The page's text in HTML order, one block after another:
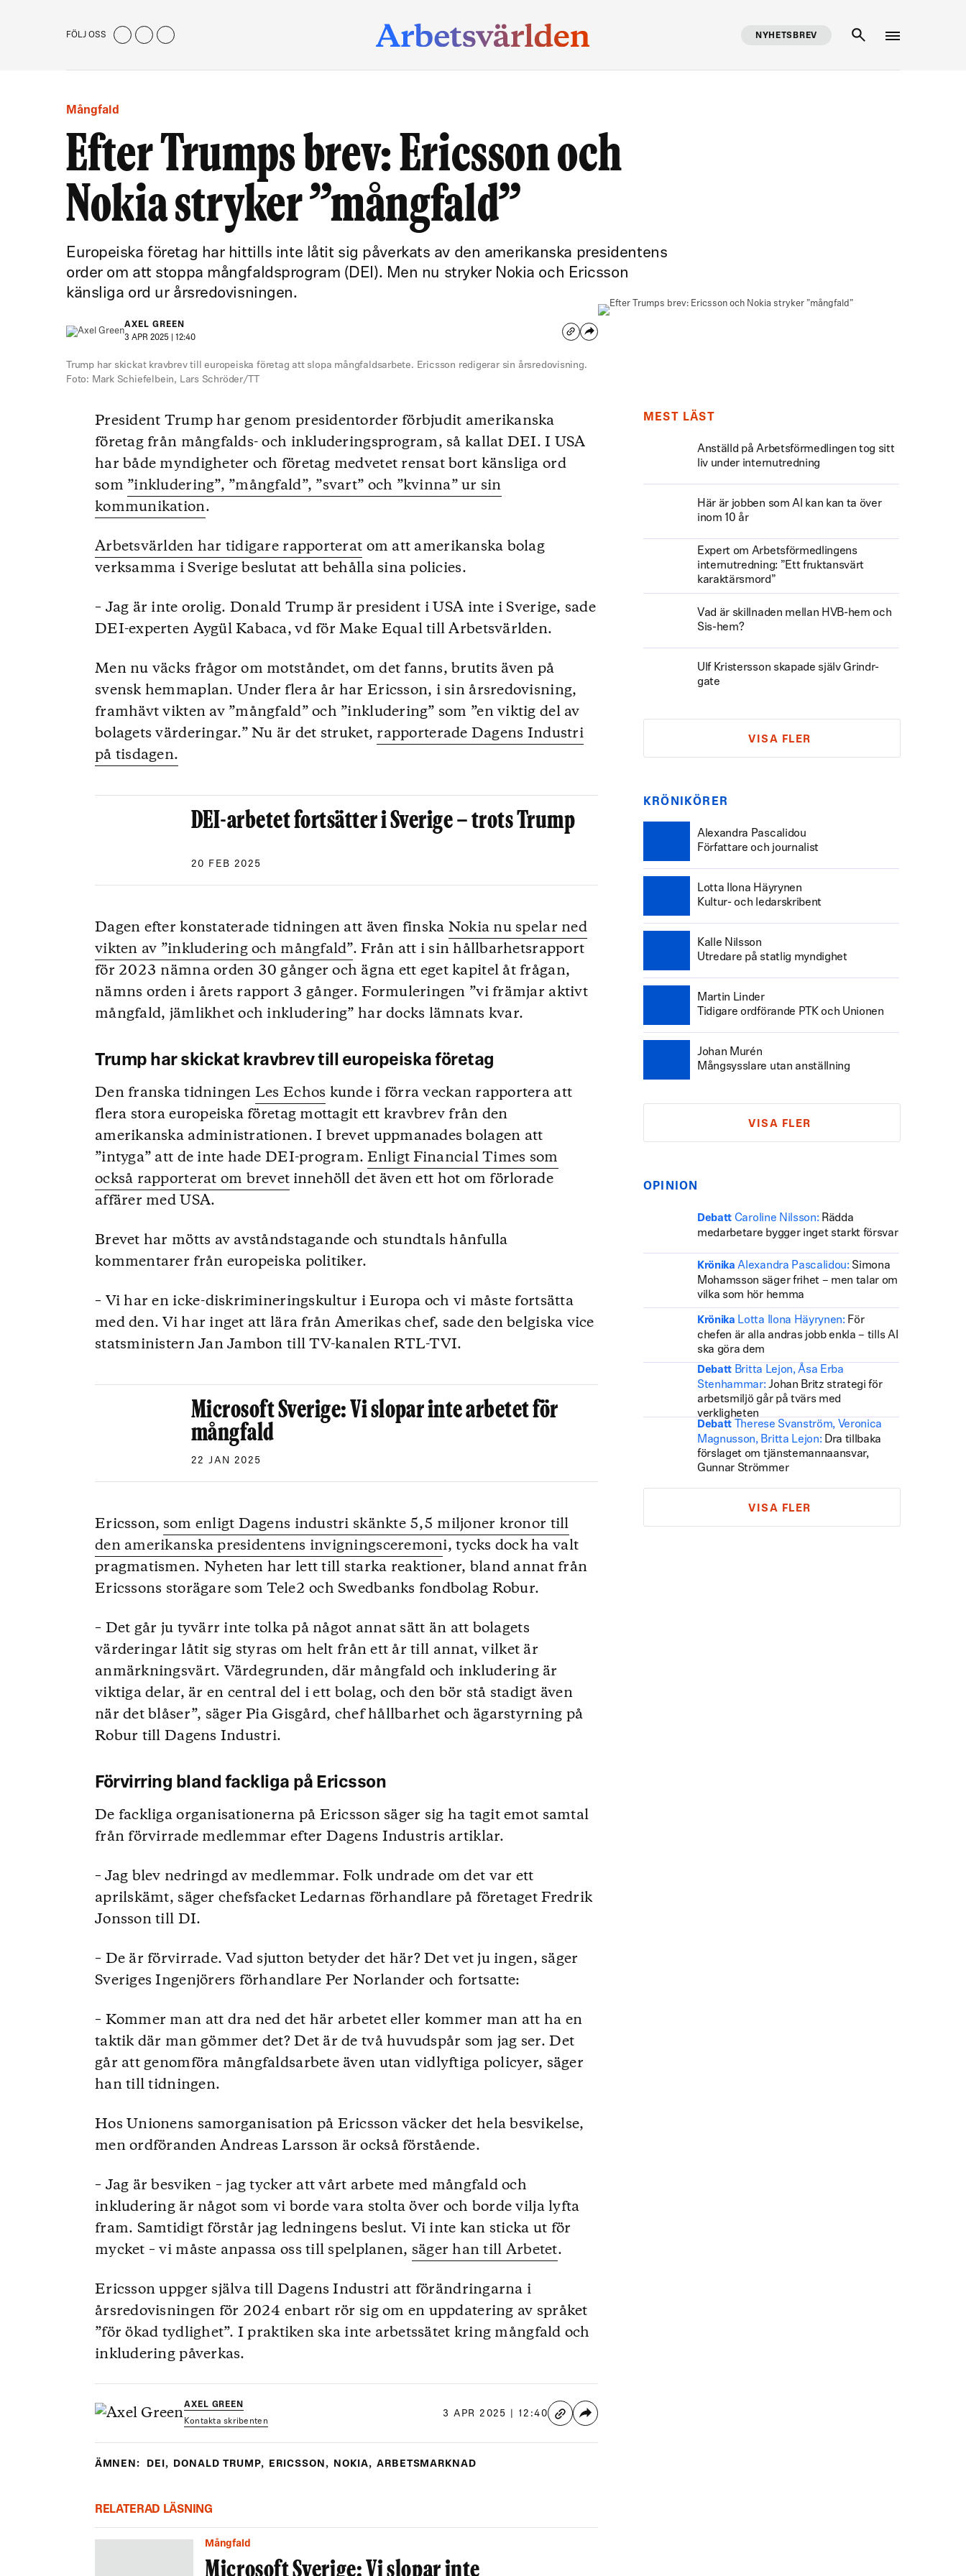
FÖLJ OSS NYHETSBREV
Mångfald
Efter Trumps brev: Ericsson och
Nokia stryker ”mångfald”
Europeiska företag har hittills inte låtit sig påverkats av den amerikanska presidentens
order om att stoppa mångfaldsprogram (DEI). Men nu stryker Nokia och Ericsson
känsliga ord ur årsredovisningen.
AXEL GREEN
3 APR 2025 | 12:40
Trump har skickat kravbrev till europeiska företag att slopa mångfaldsarbete. Ericsson redigerar sin årsredovisning.
Foto: Mark Schiefelbein, Lars Schröder/TT
President Trump har genom presidentorder förbjudit amerikanska
företag från mångfalds- och inkluderingsprogram, så kallat DEI. I USA
har både myndigheter och företag medvetet rensat bort känsliga ord
som ”inkludering”, ”mångfald”, ”svart” och ”kvinna” ur sin
kommunikation.
Arbetsvärlden har tidigare rapporterat om att amerikanska bolag
verksamma i Sverige beslutat att behålla sina policies.
– Jag är inte orolig. Donald Trump är president i USA inte i Sverige, sade
DEI-experten Aygül Kabaca, vd för Make Equal till Arbetsvärlden.
Men nu väcks frågor om motståndet, om det fanns, brutits även på
svensk hemmaplan. Under flera år har Ericsson, i sin årsredovisning,
framhävt vikten av ”mångfald” och ”inkludering” som ”en viktig del av
bolagets värderingar.” Nu är det struket, rapporterade Dagens Industri
på tisdagen.
DEI-arbetet fortsätter i Sverige – trots Trump
20 FEB 2025
Dagen efter konstaterade tidningen att även finska Nokia nu spelar ned
vikten av ”inkludering och mångfald”. Från att i sin hållbarhetsrapport
för 2023 nämna orden 30 gånger och ägna ett eget kapitel åt frågan,
nämns orden i årets rapport 3 gånger. Formuleringen ”vi främjar aktivt
mångfald, jämlikhet och inkludering” har docks lämnats kvar.
Trump har skickat kravbrev till europeiska företag
Den franska tidningen Les Echos kunde i förra veckan rapportera att
flera stora europeiska företag mottagit ett kravbrev från den
amerikanska administrationen. I brevet uppmanades bolagen att
”intyga” att de inte hade DEI-program. Enligt Financial Times som
också rapporterat om brevet innehöll det även ett hot om förlorade
affärer med USA.
Brevet har mötts av avståndstagande och stundtals hånfulla
kommentarer från europeiska politiker.
– Vi har en icke-diskrimineringskultur i Europa och vi måste fortsätta
med den. Vi har inget att lära från Amerikas chef, sade den belgiska vice
statsministern Jan Jambon till TV-kanalen RTL-TVI.
Microsoft Sverige: Vi slopar inte arbetet för
mångfald
22 JAN 2025
Ericsson, som enligt Dagens industri skänkte 5,5 miljoner kronor till
den amerikanska presidentens invigningsceremoni, tycks dock ha valt
pragmatismen. Nyheten har lett till starka reaktioner, bland annat från
Ericssons storägare som Tele2 och Swedbanks fondbolag Robur.
– Det går ju tyvärr inte tolka på något annat sätt än att bolagets
värderingar låtit sig styras om helt från ett år till annat, vilket är
anmärkningsvärt. Värdegrunden, där mångfald och inkludering är
viktiga delar, är en central del i ett bolag, och den bör stå stadigt även
när det blåser”, säger Pia Gisgård, chef hållbarhet och ägarstyrning på
Robur till Dagens Industri.
Förvirring bland fackliga på Ericsson
De fackliga organisationerna på Ericsson säger sig ha tagit emot samtal
från förvirrade medlemmar efter Dagens Industris artiklar.
– Jag blev nedringd av medlemmar. Folk undrade om det var ett
aprilskämt, säger chefsfacket Ledarnas förhandlare på företaget Fredrik
Jonsson till DI.
– De är förvirrade. Vad sjutton betyder det här? Det vet ju ingen, säger
Sveriges Ingenjörers förhandlare Per Norlander och fortsatte:
– Kommer man att dra ned det här arbetet eller kommer man att ha en
taktik där man gömmer det? Det är de två huvudspår som jag ser. Det
går att genomföra mångfaldsarbete även utan vidlyftiga policyer, säger
han till tidningen.
Hos Unionens samorganisation på Ericsson väcker det hela besvikelse,
men ordföranden Andreas Larsson är också förstående.
– Jag är besviken – jag tycker att vårt arbete med mångfald och
inkludering är något som vi borde vara stolta över och borde vilja lyfta
fram. Samtidigt förstår jag ledningens beslut. Vi inte kan sticka ut för
mycket – vi måste anpassa oss till spelplanen, säger han till Arbetet.
Ericsson uppger själva till Dagens Industri att förändringarna i
årsredovisningen för 2024 enbart rör sig om en uppdatering av språket
”för ökad tydlighet”. I praktiken ska inte arbetssätet kring mångfald och
inkludering påverkas.
AXEL GREEN
Kontakta skribenten
3 APR 2025 | 12:40
ÄMNEN: DEI, DONALD TRUMP, ERICSSON, NOKIA, ARBETSMARKNAD
RELATERAD LÄSNING
Mångfald
Microsoft Sverige: Vi slopar inte
MEST LÄST
Anställd på Arbetsförmedlingen tog sitt
liv under internutredning
Här är jobben som AI kan kan ta över
inom 10 år
Expert om Arbetsförmedlingens
internutredning: ”Ett fruktansvärt
karaktärsmord”
Vad är skillnaden mellan HVB-hem och
Sis-hem?
Ulf Kristersson skapade själv Grindr-
gate
VISA FLER
KRÖNIKÖRER
Alexandra Pascalidou
Författare och journalist
Lotta Ilona Häyrynen
Kultur- och ledarskribent
Kalle Nilsson
Utredare på statlig myndighet
Martin Linder
Tidigare ordförande PTK och Unionen
Johan Murén
Mångsysslare utan anställning
VISA FLER
OPINION
Debatt Caroline Nilsson: Rädda
medarbetare bygger inget starkt försvar
Krönika Alexandra Pascalidou: Simona
Mohamsson säger frihet – men talar om
vilka som hör hemma
Krönika Lotta Ilona Häyrynen: För
chefen är alla andras jobb enkla – tills AI
ska göra dem
Debatt Britta Lejon, Åsa Erba
Stenhammar: Johan Britz strategi för
arbetsmiljö går på tvärs med
verkligheten
Debatt
Therese Svanström, Veronica
Magnusson, Britta Lejon: Dra tillbaka
förslaget om tjänstemannaansvar,
Gunnar Strömmer
VISA FLER